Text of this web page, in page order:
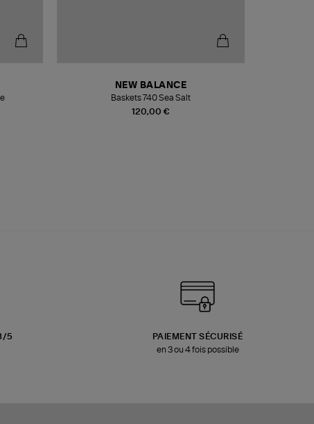
120,00 €
NEW BALANCE
Baskets 740 Sea Salt
5
PAIEMENT SÉCURISÉ
en 3 ou 4 fois possible